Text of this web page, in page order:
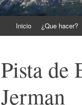
al
Inicio ¿Que hacer?
Pista de
Jerman